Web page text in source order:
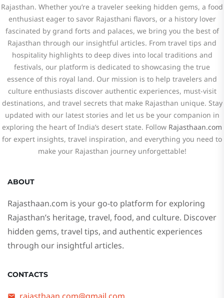
Rajasthan. Whether you’re a traveler seeking hidden gems, a food
enthusiast eager to savor Rajasthani flavors, or a history lover
fascinated by grand forts and palaces, we bring you the best of
Rajasthan through our insightful articles. From travel tips and
hospitality highlights to deep dives into local traditions and
festivals, our platform is dedicated to showcasing the true
essence of this royal land. Our mission is to help travelers and
culture enthusiasts discover authentic experiences, must-visit
destinations, and travel secrets that make Rajasthan unique. Stay
updated with our latest stories and let us be your companion in
exploring the heart of India’s desert state. Follow Rajasthaan.com
for expert insights, travel inspiration, and everything you need to
make your Rajasthan journey unforgettable!
ABOUT
Rajasthaan.com is your go-to platform for exploring
Rajasthan’s heritage, travel, food, and culture. Discover
hidden gems, travel tips, and authentic experiences
through our insightful articles.
CONTACTS